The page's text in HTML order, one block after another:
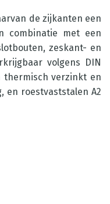
de zijkanten een
combinatie met een
zeskant- en
volgens DIN
thermisch verzinkt en
en roestvaststalen A2